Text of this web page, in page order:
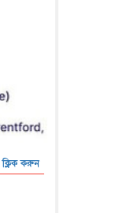
ক্লিক করুন